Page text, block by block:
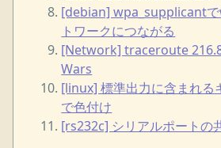
[debian] wpa_supplicant
トワークにつながる
[Network] traceroute
Wars
[linux] 標準出力に含まれる
で色付け
[rs232c] シリアルポートの